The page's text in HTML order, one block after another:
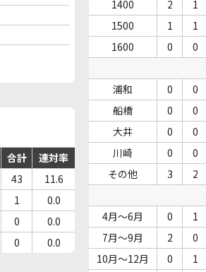
合計
連対率
43
11.6
1
0.0
0
0.0
0 0.0
1400
2 1
1500
1 1
1600
0 0
浦和
0 0
船橋
0 0
大井
0 0
川崎
0 0
その他
3 2
4月～6月
0 1
7月～9月
2 0
10月～12月
0 1